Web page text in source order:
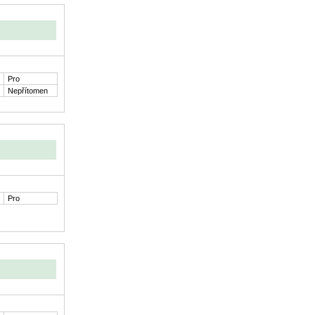
Pro
Nepřítomen
Pro